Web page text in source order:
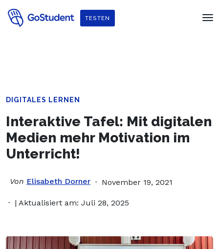
Verbessere dein Englisch und hol dir
Penguin Readers
TESTEN
DIGITALES LERNEN
Interaktive Tafel: Mit digitalen
Medien mehr Motivation im
Unterricht!
Von Elisabeth Dorner November 19, 2021
| Aktualisiert am: Juli 28, 2025